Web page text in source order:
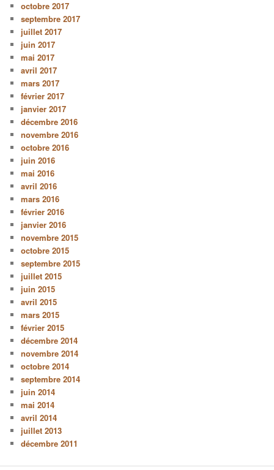
octobre 2017
septembre 2017
juillet 2017
juin 2017
mai 2017
avril 2017
mars 2017
février 2017
janvier 2017
décembre 2016
novembre 2016
octobre 2016
juin 2016
mai 2016
avril 2016
mars 2016
février 2016
janvier 2016
novembre 2015
octobre 2015
septembre 2015
juillet 2015
juin 2015
avril 2015
mars 2015
février 2015
décembre 2014
novembre 2014
octobre 2014
septembre 2014
juin 2014
mai 2014
avril 2014
juillet 2013
décembre 2011